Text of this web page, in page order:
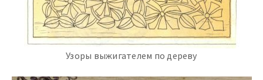
Узоры выжигателем по дереву